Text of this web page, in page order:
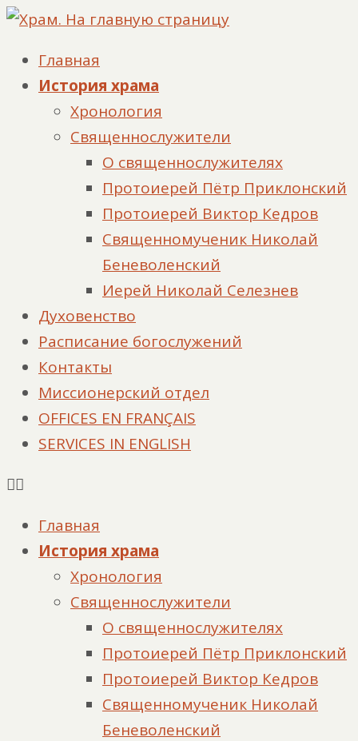
Главная
История храма
Хронология
Священнослужители
О священнослужителях
Протоиерей Пётр Приклонский
Протоиерей Виктор Кедров
Священномученик Николай
Беневоленский
Иерей Николай Селезнев
Духовенство
Расписание богослужений
Контакты
Миссионерский отдел
OFFICES EN FRANÇAIS
SERVICES IN ENGLISH
Главная
История храма
Хронология
Священнослужители
О священнослужителях
Протоиерей Пётр Приклонский
Протоиерей Виктор Кедров
Священномученик Николай
Беневоленский